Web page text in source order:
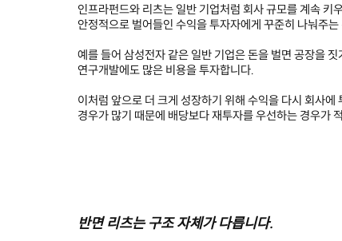
인프라펀드와 리츠는 일반 기업처럼 회사 규모를 계속 키
안정적으로 벌어들인 수익을 투자자에게 꾸준히 나눠주
예를 들어 삼성전자 같은 일반 기업은 돈을 벌면 공장을
연구개발에도 많은 비용을 투자합니다.
이처럼 앞으로 더 크게 성장하기 위해 수익을 다시 회사에
경우가 많기 때문에 배당보다 재투자를 우선하는 경우가
반면 리츠는 구조 자체가 다릅니다.